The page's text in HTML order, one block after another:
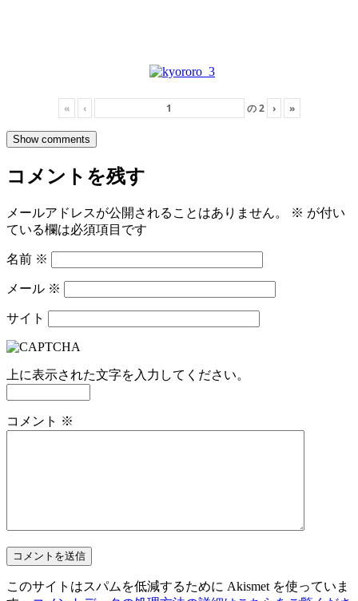
« ‹ の2 › »
Show comments
コメントを残す
メールアドレスが公開されることはありません。 ※ が付い
ている欄は必須項目です
名前 ※
メール ※
サイト
上に表示された文字を入力してください。
コメント ※
このサイトはスパムを低減するために Akismet を使っていま